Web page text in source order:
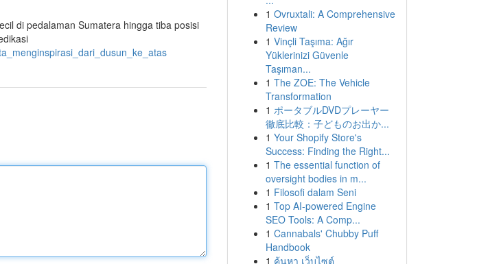
di pedalaman Sumatera hingga tiba posisi
1 Ovruxtali: A Comprehensive
Review
1 Vinçli Taşıma: Ağır
Yüklerinizi Güvenle
Taşıman...
1 The ZOE: The Vehicle
Transformation
1 ポータブルDVDプレーヤー
徹底比較：子どものお出か...
1 Your Shopify Store's
Success: Finding the Right...
1 The essential function of
oversight bodies in m...
1 Filosofi dalam Seni
1 Top AI-powered Engine
SEO Tools: A Comp...
1 Cannabals' Chubby Puff
Handbook
1 ค้นหา เว็บไซต์